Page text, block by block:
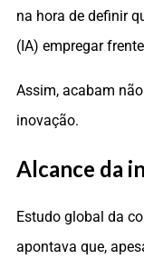
na hora de definir
(IA) empregar
Assim, acabam
inovação.
Alcance da
Estudo global da
apontava que,